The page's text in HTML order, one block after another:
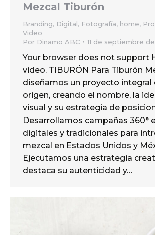
Mezcal Tiburón
Branding, Digital, Fotografía, home,
Video
Por Dinamo ABC 11 de septiembre
Your browser does not support
video. TIBURÓN Para Tiburón
diseñamos un proyecto integral
origen, creando el nombre, la
visual y su estrategia de
Desarrollamos campañas 360°
digitales y tradicionales para
mezcal en Estados Unidos y
Ejecutamos una estrategia
destaca su autenticidad y…